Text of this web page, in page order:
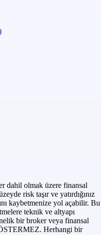
dahil olmak üzere finansal
risk taşır ve yatırdığınız
kaybetmenize yol açabilir. Bu
teknik ve altyapı
bir broker veya finansal
Herhangi bir